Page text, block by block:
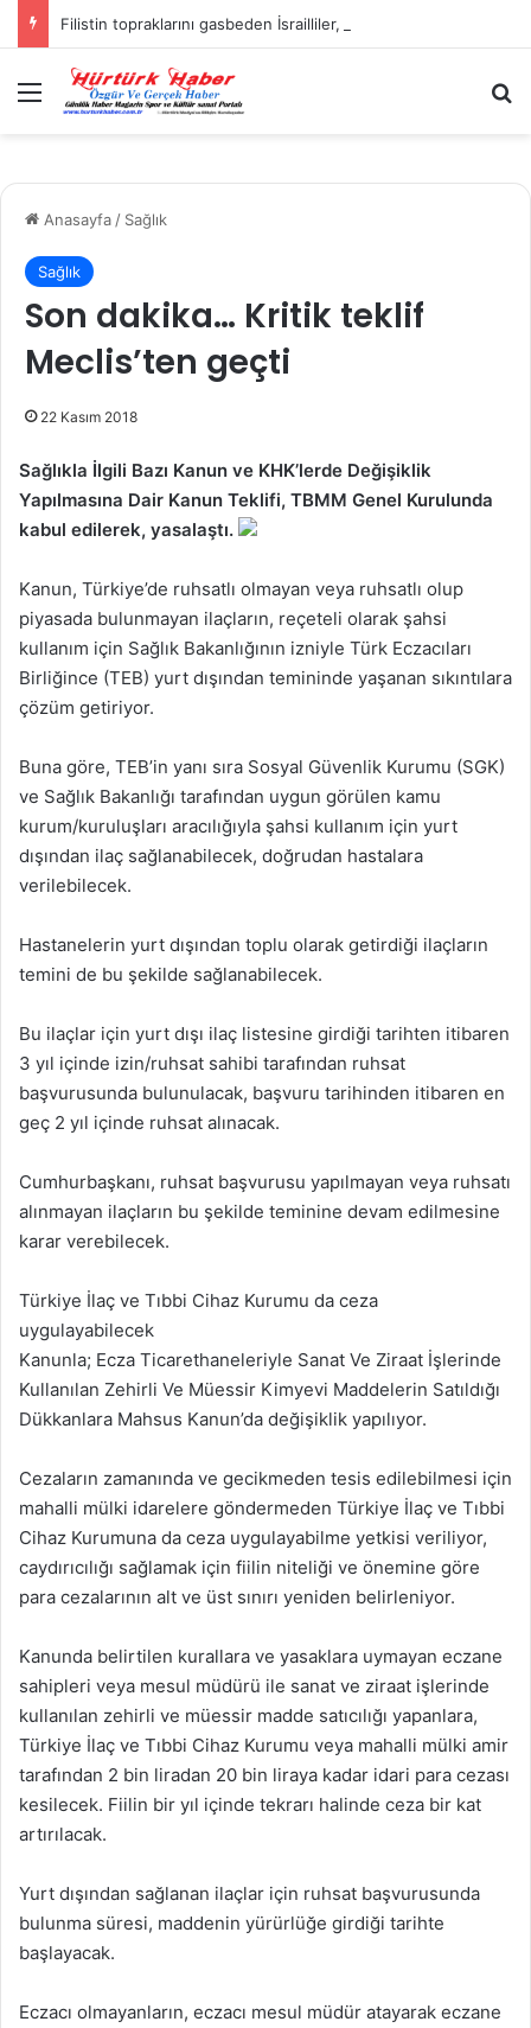
Menü
Anasayfa / Sağlık
Sağlık
Son dakika… Kritik teklif
Meclis’ten geçti
22 Kasım 2018
Sağlıkla İlgili Bazı Kanun ve KHK’lerde Değişiklik
Yapılmasına Dair Kanun Teklifi, TBMM Genel Kurulunda
kabul edilerek, yasalaştı.
Kanun, Türkiye’de ruhsatlı olmayan veya ruhsatlı olup
piyasada bulunmayan ilaçların, reçeteli olarak şahsi
kullanım için Sağlık Bakanlığının izniyle Türk Eczacıları
Birliğince (TEB) yurt dışından temininde yaşanan sıkıntılara
çözüm getiriyor.
Buna göre, TEB’in yanı sıra Sosyal Güvenlik Kurumu (SGK)
ve Sağlık Bakanlığı tarafından uygun görülen kamu
kurum/kuruluşları aracılığıyla şahsi kullanım için yurt
dışından ilaç sağlanabilecek, doğrudan hastalara
verilebilecek.
Hastanelerin yurt dışından toplu olarak getirdiği ilaçların
temini de bu şekilde sağlanabilecek.
Bu ilaçlar için yurt dışı ilaç listesine girdiği tarihten itibaren
3 yıl içinde izin/ruhsat sahibi tarafından ruhsat
başvurusunda bulunulacak, başvuru tarihinden itibaren en
geç 2 yıl içinde ruhsat alınacak.
Cumhurbaşkanı, ruhsat başvurusu yapılmayan veya ruhsatı
alınmayan ilaçların bu şekilde teminine devam edilmesine
karar verebilecek.
Türkiye İlaç ve Tıbbi Cihaz Kurumu da ceza
uygulayabilecek
Kanunla; Ecza Ticarethaneleriyle Sanat Ve Ziraat İşlerinde
Kullanılan Zehirli Ve Müessir Kimyevi Maddelerin Satıldığı
Dükkanlara Mahsus Kanun’da değişiklik yapılıyor.
Cezaların zamanında ve gecikmeden tesis edilebilmesi için
mahalli mülki idarelere göndermeden Türkiye İlaç ve Tıbbi
Cihaz Kurumuna da ceza uygulayabilme yetkisi veriliyor,
caydırıcılığı sağlamak için fiilin niteliği ve önemine göre
para cezalarının alt ve üst sınırı yeniden belirleniyor.
Kanunda belirtilen kurallara ve yasaklara uymayan eczane
sahipleri veya mesul müdürü ile sanat ve ziraat işlerinde
kullanılan zehirli ve müessir madde satıcılığı yapanlara,
Türkiye İlaç ve Tıbbi Cihaz Kurumu veya mahalli mülki amir
tarafından 2 bin liradan 20 bin liraya kadar idari para cezası
kesilecek. Fiilin bir yıl içinde tekrarı halinde ceza bir kat
artırılacak.
Yurt dışından sağlanan ilaçlar için ruhsat başvurusunda
bulunma süresi, maddenin yürürlüğe girdiği tarihte
başlayacak.
Eczacı olmayanların, eczacı mesul müdür atayarak eczane